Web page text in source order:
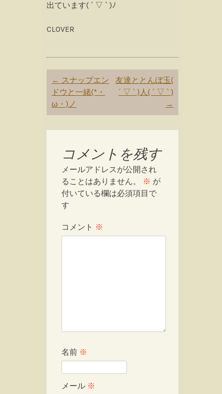
出ています( ´ ▽ ` )ﾉ
CLOVER
Post
navigation
← スナップエン
ドウと一緒(*・
ω・)ノ
友達ととんぼ玉(
´ ▽ ` )人( ´ ▽ ` )
→
コメントを残す
メールアドレスが公開され
ることはありません。
※ が
付いている欄は必須項目で
す
コメント ※
名前 ※
メール ※